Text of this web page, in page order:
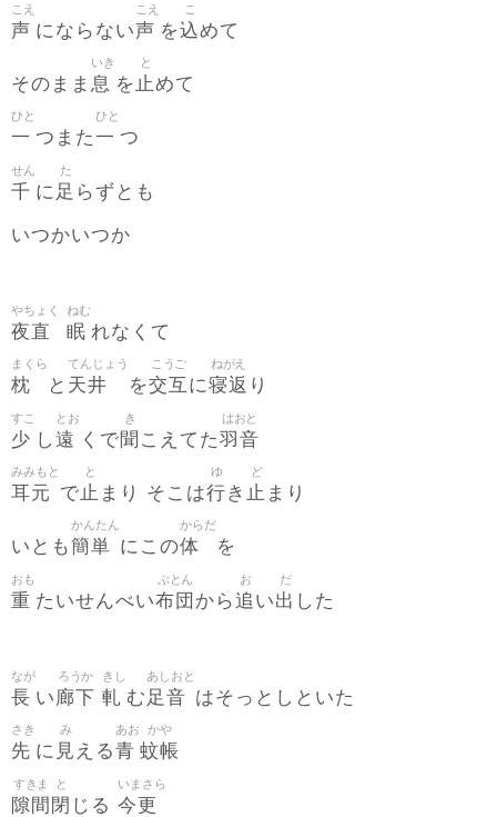
声
こえ
にならない声
こえ
を込
こ
めて
そのまま 息
いき
を止
と
めて
一
ひと
つまた一
ひと
つ
千
せん
に 足
た
らずとも
いつかいつか
夜直
やちょく
眠
ねむ
れなくて
枕
まくら
と 天井
てんじょう
を交互
こうご
に寝返
ねがえ
り
少
すこ
し遠
とお
くで聞
き
こえてた羽音
はおと
耳元
みみもと
で止
と
まり そこは行
ゆ
き 止
ど
まり
いとも簡単
かんたん
にこの体
からだ
を
重
おも
たいせんべい布団
ぶとん
から追
お
い出
だ
した
長
なが
い廊下
ろうか
軋
きし
む 足音
あしおと
はそっとしといた
先
さき
に 見
み
える青
あお
蚊帳
かや
隙間
すきま
閉
と
じる 今更
いまさら